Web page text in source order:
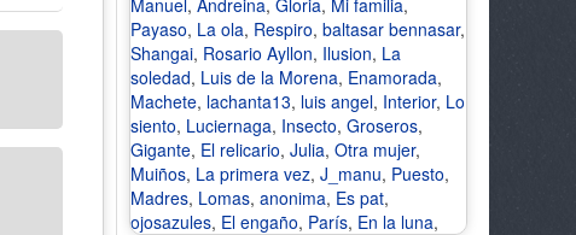
Manuel, Andreina, Gloria, Mi familia,
Payaso, La ola, Respiro, baltasar bennasar,
Shangai, Rosario Ayllon, Ilusion, La
soledad, Luis de la Morena, Enamorada,
Machete, lachanta13, luis angel, Interior, Lo
siento, Luciernaga, Insecto, Groseros,
Gigante, El relicario, Julia, Otra mujer,
Muiños, La primera vez, J_manu, Puesto,
Madres, Lomas, anonima, Es pat,
ojosazules, El engaño, París, En la luna,